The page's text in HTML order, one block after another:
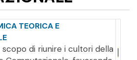
TEORICA E
scopo di riunire i cultori della